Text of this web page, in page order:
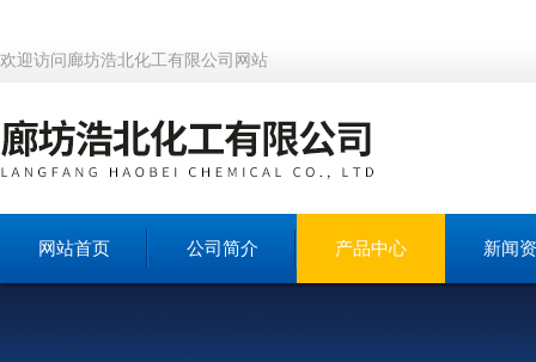
欢迎访问廊坊浩北化工有限公司网站
网站首页 公司简介 产品中心 新闻